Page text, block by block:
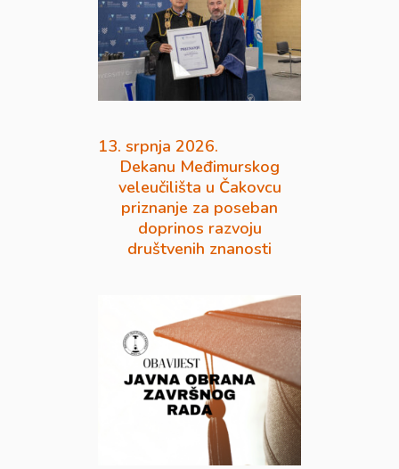
13. srpnja 2026.
Dekanu Međimurskog
veleučilišta u Čakovcu
priznanje za poseban
doprinos razvoju
društvenih znanosti